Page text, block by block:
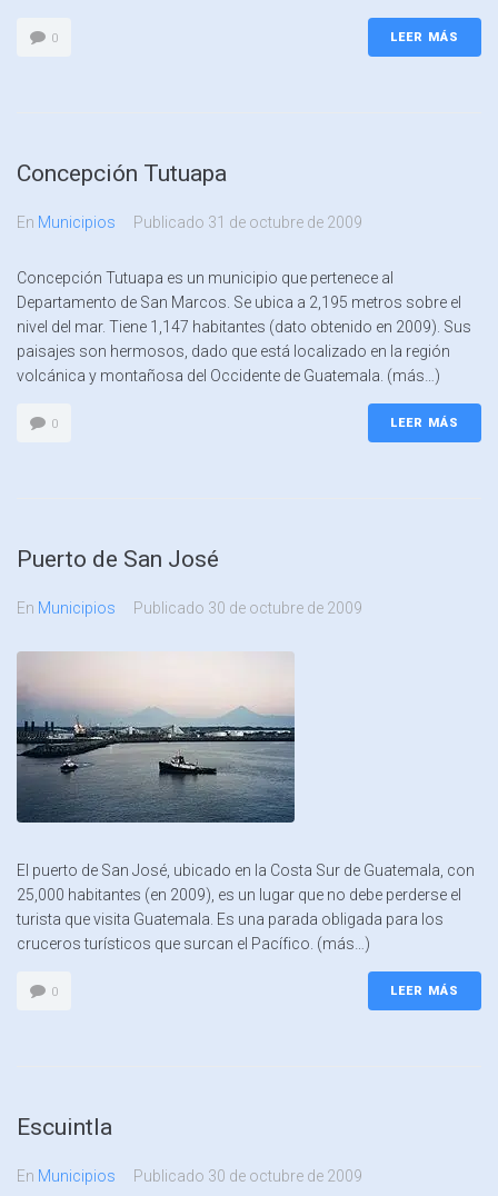
0 LEER MÁS
Concepción Tutuapa
En Municipios Publicado 31 de octubre de 2009
Concepción Tutuapa es un municipio que pertenece al
Departamento de San Marcos. Se ubica a 2,195 metros sobre el
nivel del mar. Tiene 1,147 habitantes (dato obtenido en 2009). Sus
paisajes son hermosos, dado que está localizado en la región
volcánica y montañosa del Occidente de Guatemala. (más…)
0 LEER MÁS
Puerto de San José
En Municipios Publicado 30 de octubre de 2009
El puerto de San José, ubicado en la Costa Sur de Guatemala, con
25,000 habitantes (en 2009), es un lugar que no debe perderse el
turista que visita Guatemala. Es una parada obligada para los
cruceros turísticos que surcan el Pacífico. (más…)
0 LEER MÁS
Escuintla
En Municipios Publicado 30 de octubre de 2009